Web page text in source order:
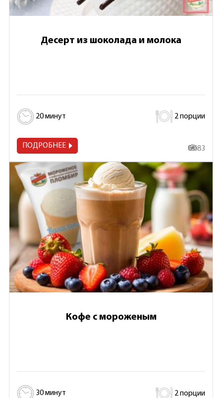
Десерт из шоколада и молока
20 минут 2 порции
ПОДРОБНЕЕ 8 683
Кофе с мороженым
30 минут 2 порции